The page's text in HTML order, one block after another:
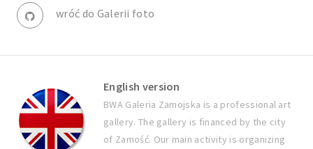
wróć do Galerii foto
English version
BWA Galeria Zamojska is a professional art
gallery. The gallery is financed by the city
of Zamość. Our main activity is organizing